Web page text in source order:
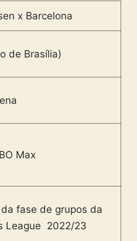
x Barcelona
de Brasília)
Max
fase de grupos da
League 2022/23